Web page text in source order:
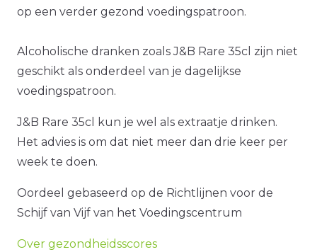
op een verder gezond voedingspatroon.
Alcoholische dranken zoals J&B Rare 35cl zijn niet
geschikt als onderdeel van je dagelijkse
voedingspatroon.
J&B Rare 35cl kun je wel als extraatje drinken.
Het advies is om dat niet meer dan drie keer per
week te doen.
Oordeel gebaseerd op de Richtlijnen voor de
Schijf van Vijf van het Voedingscentrum
Over gezondheidsscores